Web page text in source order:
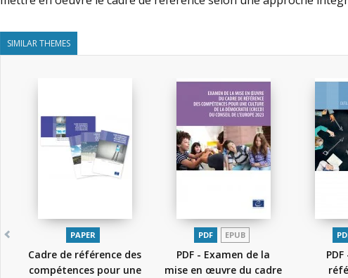
SIMILAR THEMES
PAPER
Cadre de référence des
compétences pour une
PDF EPUB
PDF - Examen de la
mise en œuvre du cadre